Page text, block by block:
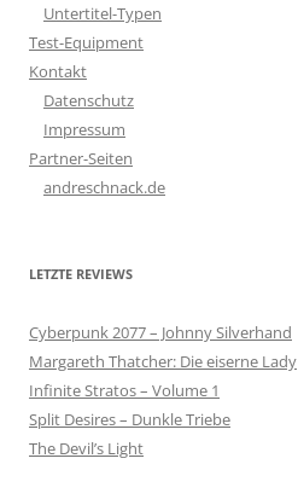
Untertitel-Typen
Test-Equipment
Kontakt
Datenschutz
Impressum
Partner-Seiten
andreschnack.de
LETZTE REVIEWS
Cyberpunk 2077 – Johnny Silverhand
Margareth Thatcher: Die eiserne Lady
Infinite Stratos – Volume 1
Split Desires – Dunkle Triebe
The Devil’s Light